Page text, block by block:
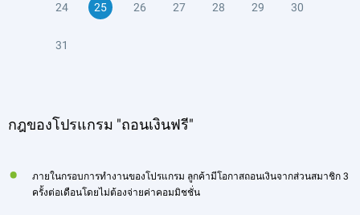
24 25 26 27 28 29 30
31
กฎของโปรแกรม "ถอนเงินฟรี"
ภายในกรอบการทำงานของโปรแกรม ลูกค้ามีโอกาสถอนเงินจากส่วนสมาชิก 3
ครั้งต่อเดือนโดยไม่ต้องจ่ายค่าคอมมิชชั่น